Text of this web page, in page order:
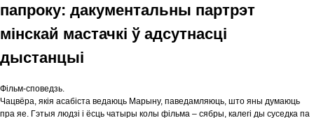
папроку: дакументальны партрэт
мінскай мастачкі ў адсутнасці
дыстанцыі
Фільм-споведзь.
Чацвёра, якія асабіста ведаюць Марыну, паведамляюць, што яны думаюць
пра яе. Гэтыя людзі і ёсць чатыры колы фільма – сябры, калегі ды суседка па